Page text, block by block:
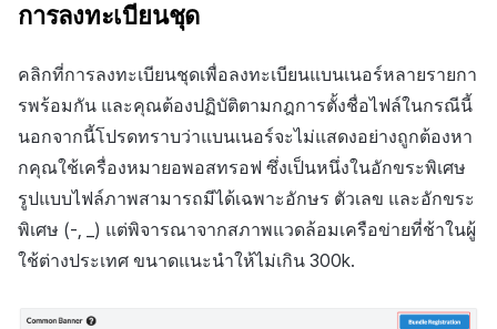
การลงทะเบียนชุด
คลิกที่การลงทะเบียนชุดเพื่อลงทะเบียนแบนเนอร์หลายรายกา
รพร้อมกัน และคุณต้องปฏิบัติตามกฎการตั้งชื่อไฟล์ในกรณีนี้
นอกจากนี้โปรดทราบว่าแบนเนอร์จะไม่แสดงอย่างถูกต้องหา
กคุณใช้เครื่องหมายอพอสทรอฟ ซึ่งเป็นหนึ่งในอักขระพิเศษ
รูปแบบไฟล์ภาพสามารถมีได้เฉพาะอักษร ตัวเลข และอักขระ
พิเศษ (-, _) แต่พิจารณาจากสภาพแวดล้อมเครือข่ายที่ช้าในผู้
ใช้ต่างประเทศ ขนาดแนะนำให้ไม่เกิน 300k.